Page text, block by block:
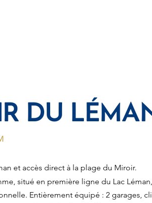
DU
et accès direct à la plage du Miroir.
situé en première ligne du Lac
Entièrement équipé : 2 garages,